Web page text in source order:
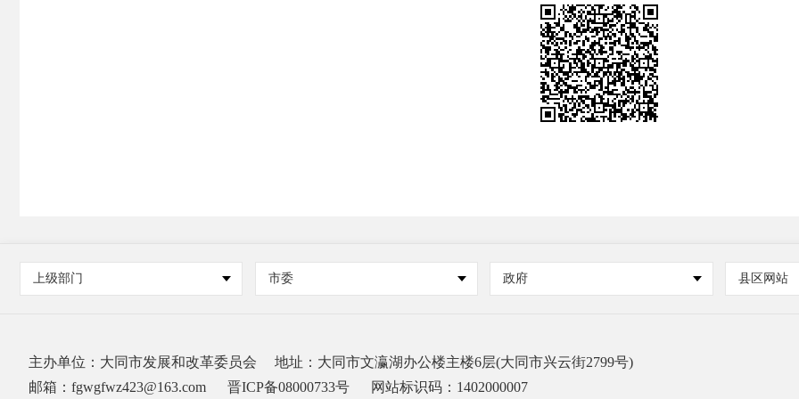
上级部门 市委 政府 县区网站
主办单位：大同市发展和改革委员会
地址：大同市文瀛湖办公楼主楼6层(大同市兴云街2799号)
邮箱：fgwgfwz423@163.com
晋ICP备08000733号 网站标识码：1402000007